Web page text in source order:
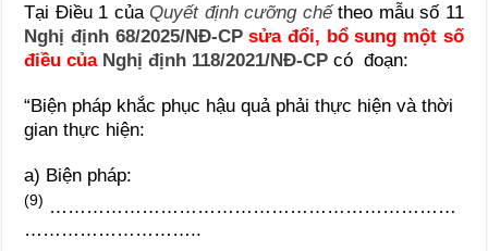
Tại Điều 1 củaQuyết định cưỡng chế theo mẫu số 11
Nghị định 68/2025/NĐ-CPsửa đổi, bổ sung một số
điều của Nghị định 118/2021/NĐ-CP có đoạn:
“Biện pháp khắc phục hậu quả phải thực hiện và thời
gian thực hiện:
a) Biện pháp:
(9) …………………………………………………………
………………………..